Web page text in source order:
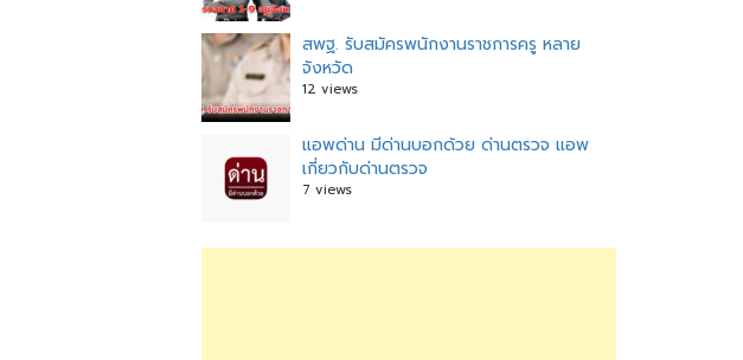
สพฐ. รับสมัครพนักงานราชการครู หลาย
จังหวัด
12 views
แอพด่าน มีด่านบอกด้วย ด่านตรวจ แอพ
เกี่ยวกับด่านตรวจ
7 views